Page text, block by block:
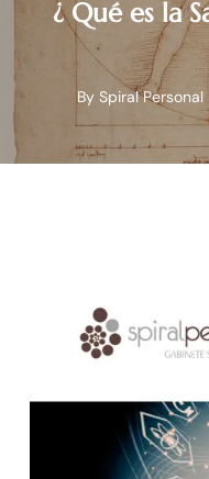
¿ Qué es la
By Spiral Personal